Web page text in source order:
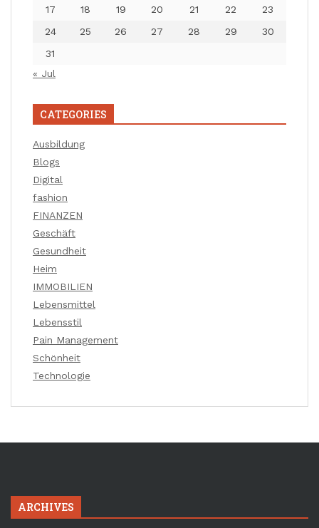
17
18 19 20 21 22
23
24
25 26 27 28 29
30
31
« Jul
CATEGORIES
Ausbildung
Blogs
Digital
fashion
FINANZEN
Geschäft
Gesundheit
Heim
IMMOBILIEN
Lebensmittel
Lebensstil
Pain Management
Schönheit
Technologie
ARCHIVES